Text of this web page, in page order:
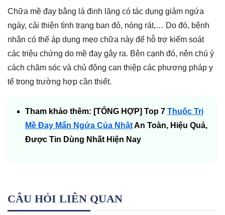
Chữa mề đay bằng lá đinh lăng có tác dụng giảm ngứa
ngáy, cải thiện tình trạng ban đỏ, nóng rát,… Do đó, bệnh
nhân có thể áp dụng mẹo chữa này để hỗ trợ kiểm soát
các triệu chứng do mề đay gây ra. Bên cạnh đó, nên chú ý
cách chăm sóc và chủ động can thiệp các phương pháp y
tế trong trường hợp cần thiết.
Tham khảo thêm: [TỔNG HỢP] Top 7 Thuốc Trị
Mề Đay Mẩn Ngứa Của NhậtAn Toàn, Hiệu Quả,
Được Tin Dùng Nhất Hiện Nay
CÂU HỎI LIÊN QUAN